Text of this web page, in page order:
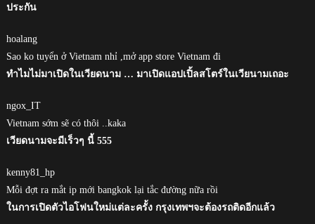
ประกัน
hoalang
Sao ko tuyển ở Vietnam nhỉ ,mở app store Vietnam đi
ทำไมไม่มาเปิดในเวียดนาม … มาเปิดแอปเปิ้ลสโตร์ในเวียนามเถอะ
ngox_IT
Vietnam sớm sẽ có thôi ..kaka
เวียดนามจะมีเร็วๆ นี้ 555
kenny81_hp
Mỗi đợt ra mắt ip mới bangkok lại tắc đường nữa rồi
ในการเปิดตัวไอโฟนใหม่แต่ละครั้ง กรุงเทพฯจะต้องรถติดอีกแล้ว